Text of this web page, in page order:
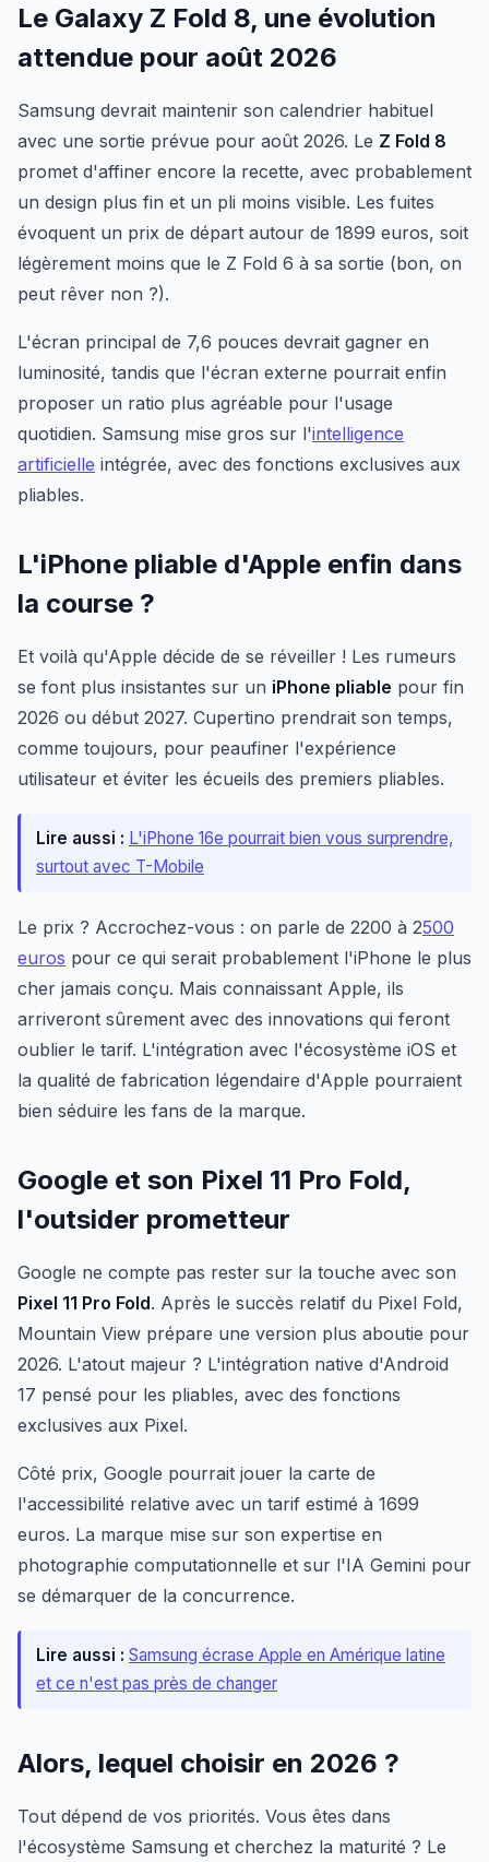
Le Galaxy Z Fold 8, une évolution
attendue pour août 2026
Samsung devrait maintenir son calendrier habituel
avec une sortie prévue pour août 2026. Le Z Fold 8
promet d'affiner encore la recette, avec probablement
un design plus fin et un pli moins visible. Les fuites
évoquent un prix de départ autour de 1899 euros, soit
légèrement moins que le Z Fold 6 à sa sortie (bon, on
peut rêver non ?).
L'écran principal de 7,6 pouces devrait gagner en
luminosité, tandis que l'écran externe pourrait enfin
proposer un ratio plus agréable pour l'usage
quotidien. Samsung mise gros sur l'intelligence
artificielle intégrée, avec des fonctions exclusives aux
pliables.
L'iPhone pliable d'Apple enfin dans
la course ?
Et voilà qu'Apple décide de se réveiller ! Les rumeurs
se font plus insistantes sur un iPhone pliable pour fin
2026 ou début 2027. Cupertino prendrait son temps,
comme toujours, pour peaufiner l'expérience
utilisateur et éviter les écueils des premiers pliables.
Lire aussi : L'iPhone 16e pourrait bien vous surprendre,
surtout avec T-Mobile
Le prix ? Accrochez-vous : on parle de 2200 à 2500
euros pour ce qui serait probablement l'iPhone le plus
cher jamais conçu. Mais connaissant Apple, ils
arriveront sûrement avec des innovations qui feront
oublier le tarif. L'intégration avec l'écosystème iOS et
la qualité de fabrication légendaire d'Apple pourraient
bien séduire les fans de la marque.
Google et son Pixel 11 Pro Fold,
l'outsider prometteur
Google ne compte pas rester sur la touche avec son
Pixel 11 Pro Fold. Après le succès relatif du Pixel Fold,
Mountain View prépare une version plus aboutie pour
2026. L'atout majeur ? L'intégration native d'Android
17 pensé pour les pliables, avec des fonctions
exclusives aux Pixel.
Côté prix, Google pourrait jouer la carte de
l'accessibilité relative avec un tarif estimé à 1699
euros. La marque mise sur son expertise en
photographie computationnelle et sur l'IA Gemini pour
se démarquer de la concurrence.
Lire aussi : Samsung écrase Apple en Amérique latine
et ce n'est pas près de changer
Alors, lequel choisir en 2026 ?
Tout dépend de vos priorités. Vous êtes dans
l'écosystème Samsung et cherchez la maturité ? Le